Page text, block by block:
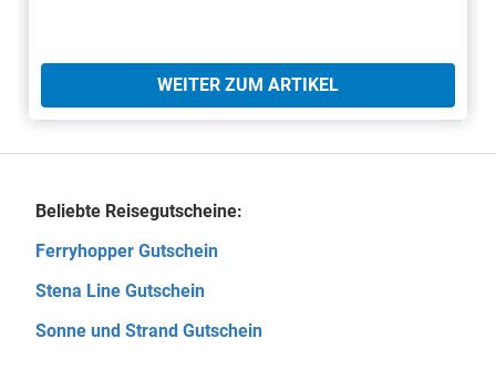
WEITER ZUM ARTIKEL
Beliebte Reisegutscheine:
Ferryhopper Gutschein
Stena Line Gutschein
Sonne und Strand Gutschein